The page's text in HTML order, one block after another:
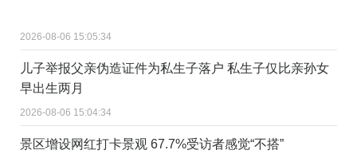
2026-08-06 15:05:34
儿子举报父亲伪造证件为私生子落户 私生子仅比亲孙女
早出生两月
2026-08-06 15:04:34
景区增设网红打卡景观 67.7%受访者感觉“不搭”